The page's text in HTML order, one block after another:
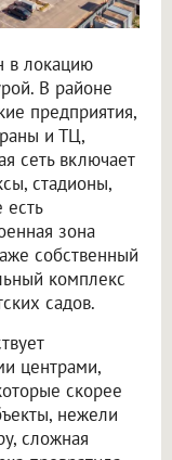
в локацию
В районе
предприятия,
и ТЦ,
сеть включает
стадионы,
зона
собственный
комплекс
садов.
центрами,
скорее
нежели
сложная